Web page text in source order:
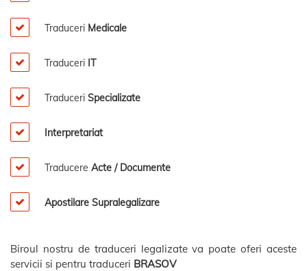
Traduceri Medicale
Traduceri IT
Traduceri Specializate
Interpretariat
Traducere Acte / Documente
Apostilare Supralegalizare
Biroul nostru de traduceri legalizate va poate oferi aceste
servicii si pentru traduceri BRASOV